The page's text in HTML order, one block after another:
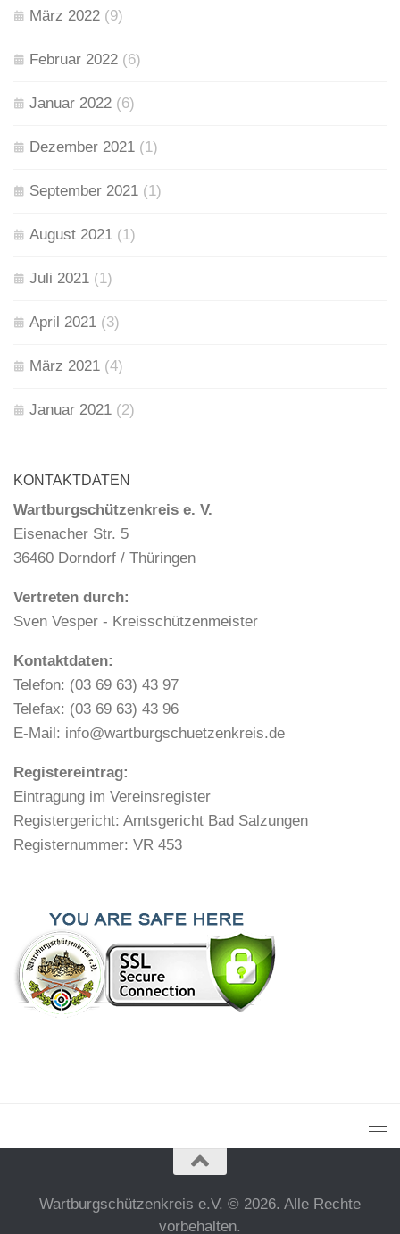
März 2022 (9)
Februar 2022 (6)
Januar 2022 (6)
Dezember 2021 (1)
September 2021 (1)
August 2021 (1)
Juli 2021 (1)
April 2021 (3)
März 2021 (4)
Januar 2021 (2)
KONTAKTDATEN
Wartburgschützenkreis e. V.
Eisenacher Str. 5
36460 Dorndorf / Thüringen
Vertreten durch:
Sven Vesper - Kreisschützenmeister
Kontaktdaten:
Telefon: (03 69 63) 43 97
Telefax: (03 69 63) 43 96
E-Mail: info@wartburgschuetzenkreis.de
Registereintrag:
Eintragung im Vereinsregister
Registergericht: Amtsgericht Bad Salzungen
Registernummer: VR 453
Wartburgschützenkreis e.V. © 2026. Alle Rechte
vorbehalten.